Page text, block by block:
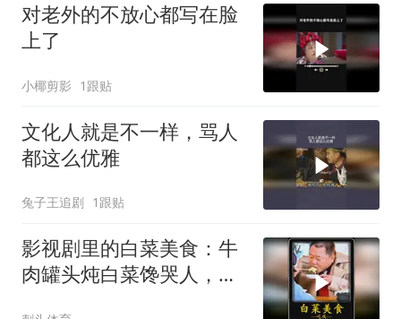
对老外的不放心都写在脸
上了
小椰剪影 1跟贴
文化人就是不一样，骂人
都这么优雅
兔子王追剧 1跟贴
影视剧里的白菜美食：牛
肉罐头炖白菜馋哭人，豆